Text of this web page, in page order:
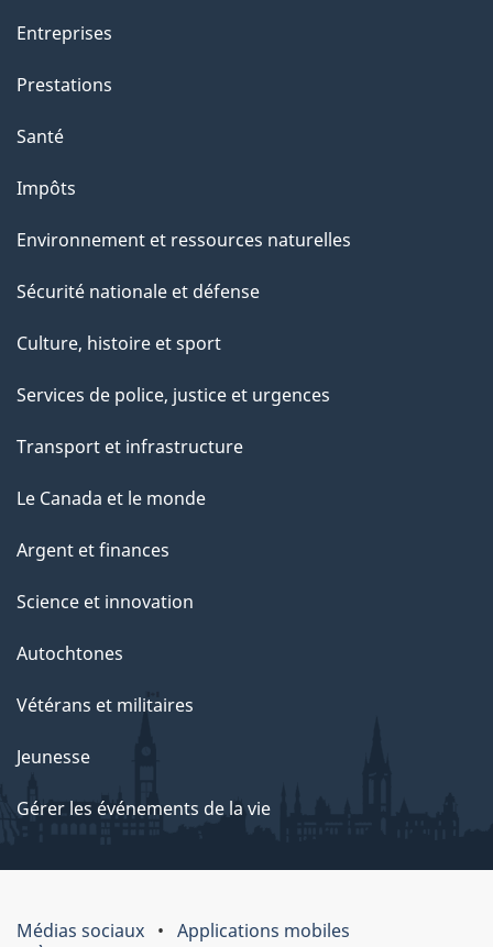
Entreprises
Prestations
Santé
Impôts
Environnement et ressources naturelles
Sécurité nationale et défense
Culture, histoire et sport
Services de police, justice et urgences
Transport et infrastructure
Le Canada et le monde
Argent et finances
Science et innovation
Autochtones
Vétérans et militaires
Jeunesse
Gérer les événements de la vie
Médias sociaux
Applications mobiles